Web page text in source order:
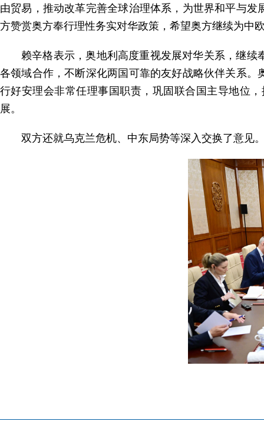
由贸易，推动改革完善全球治理体系，为世界和平与
方赞赏奥方奉行理性务实对华政策，希望奥方继续为中
赖辛格表示，奥地利高度重视发展对华关系，继
各领域合作，不断深化两国可靠的友好战略伙伴关系
行好安理会非常任理事国职责，巩固联合国主导地位
展。
双方还就乌克兰危机、中东局势等深入交换了意见